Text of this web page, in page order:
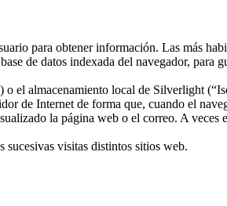
para obtener información. Las más
de datos indexada del navegador, para
el almacenamiento local de Silverlight
de Internet de forma que, cuando el
la página web o el correo. A veces
visitas distintos sitios web.